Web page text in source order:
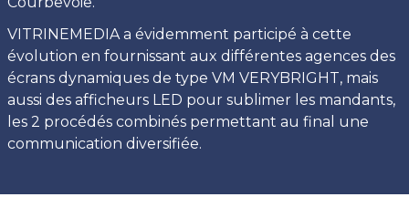
VITRINEMEDIA a évidemment participé à cette
évolution en fournissant aux différentes agences des
écrans dynamiques de type VM VERYBRIGHT, mais
aussi des afficheurs LED pour sublimer les mandants,
les 2 procédés combinés permettant au final une
communication diversifiée.